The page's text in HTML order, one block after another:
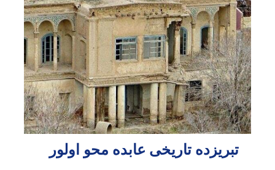
تبریزده تاریخی عابده محو اولور